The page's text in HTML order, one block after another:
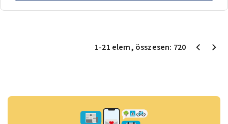
1-21 elem, összesen: 720